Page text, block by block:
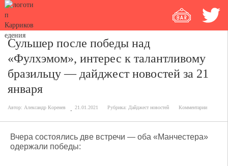
Сульшер после победы над
«Фулхэмом», интерес к талантливому
бразильцу — дайджест новостей за 21
января
Автор: Александр Коренев 21.01.2021 Рубрика: Дайджест новостей Комментарии
Вчера состоялись две встречи — оба «Манчестера»
одержали победы: